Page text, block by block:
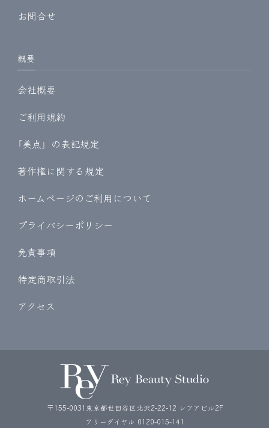
お問合せ
概要
会社概要
ご利用規約
｢美点」の表記規定
著作権に関する規定
ホームページのご利用について
プライバシーポリシー
免責事項
特定商取引法
アクセス
〒155-0031東京都世田谷区北沢2-22-12 レフアビル2F
フリーダイヤル 0120-015-141